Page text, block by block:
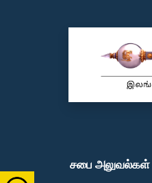
சபை அலுவல்கள்